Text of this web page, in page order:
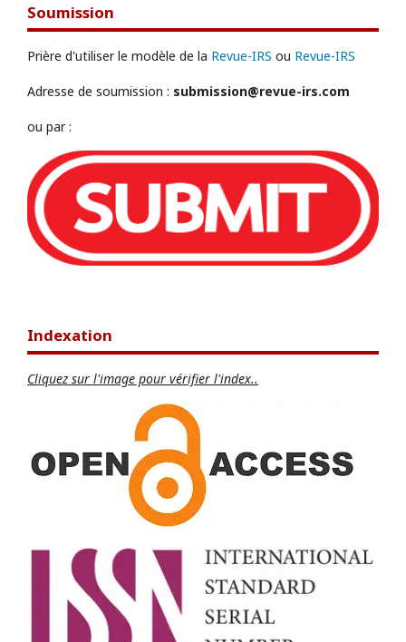
Soumission
Prière d'utiliser le modèle de la Revue-IRS ou Revue-IRS
Adresse de soumission : submission@revue-irs.com
ou par :
Indexation
Cliquez sur l'image pour vérifier l'index..